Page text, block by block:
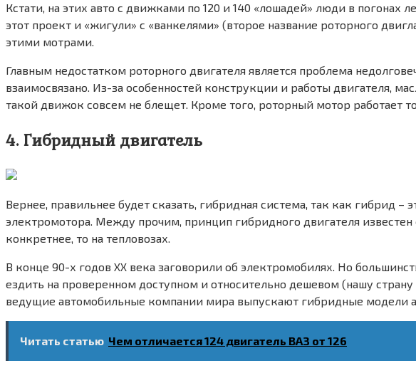
Кстати, на этих авто с движками по 120 и 140 «лошадей» люди в
этот проект и «жигули» с «ванкелями» (второе название роторного
этими мотрами.
Главным недостатком роторного двигателя является проблема
взаимосвязано. Из-за особенностей конструкции и работы двигателя,
такой движок совсем не блещет. Кроме того, роторный мотор работает
4. Гибридный двигатель
Вернее, правильнее будет сказать, гибридная система, так как гибрид
электромотора. Между прочим, принцип гибридного двигателя
конкретнее, то на тепловозах.
В конце 90-х годов ХХ века заговорили об электромобилях. Но
ездить на проверенном доступном и относительно дешевом (нашу
ведущие автомобильные компании мира выпускают гибридные модели
Читать статью Чем отличается 124 двигатель ВАЗ от 126